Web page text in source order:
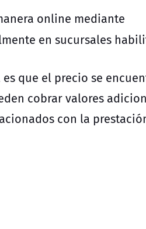
online mediante
en sucursales
que el precio se
cobrar valores
con la